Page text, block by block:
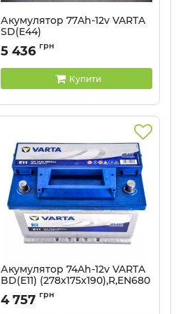
Акумулятор 77Ah-12v VARTA
SD(E44)
(278х175х190),R,EN780
Артикул:
5 436 грн
Купити
Акумулятор 74Ah-12v VARTA
BD(E11) (278x175x190),R,EN680
Артикул: 574 012 068
4 757 грн